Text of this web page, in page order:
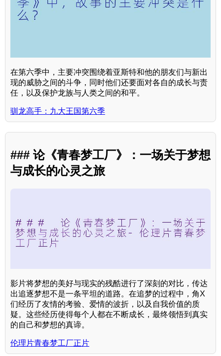
在第六季中，主要冲突围绕着亚斯特和他的朋友们与新出
现的威胁之间的斗争，同时他们还要面对各自的成长与责
任，以及保护龙族与人类之间的和平。
驯龙高手：九大王国第六季
### 论《青春梦工厂》：一场关于梦想
与成长的心灵之旅
影片将梦想的美好与现实的残酷进行了深刻的对比，传达
出追逐梦想不是一条平坦的道路。在追梦的过程中，角X
们经历了友情的考验、爱情的波折，以及自我价值的质
疑。这些经历使得每个人都在不断成长，最终领悟到真实
的自己和梦想的真谛。
伦理片青春梦工厂正片